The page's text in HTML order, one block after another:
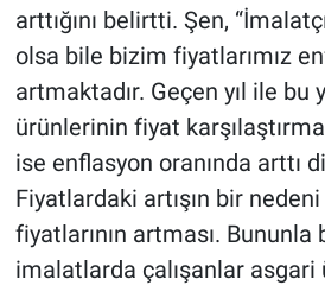
arttığını belirtti. Şen,
olsa bile bizim fiyatlarımız
artmaktadır. Geçen yıl ile bu
ürünlerinin fiyat
ise enflasyon oranında arttı
Fiyatlardaki artışın bir
fiyatlarının artması. Bununla
imalatlarda çalışanlar asgari